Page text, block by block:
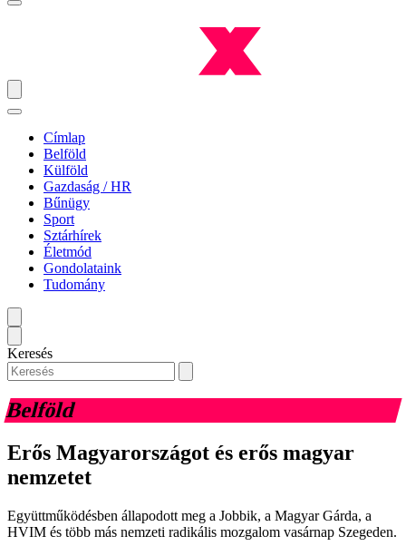
Címlap
Belföld
Külföld
Gazdaság / HR
Bűnügy
Sport
Sztárhírek
Életmód
Gondolataink
Tudomány
Keresés
Belföld
Erős Magyarországot és erős magyar
nemzetet
Együttműködésben állapodott meg a Jobbik, a Magyar Gárda, a
HVIM és több más nemzeti radikális mozgalom vasárnap Szegeden.